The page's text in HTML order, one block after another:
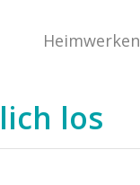
Heimwerken
los